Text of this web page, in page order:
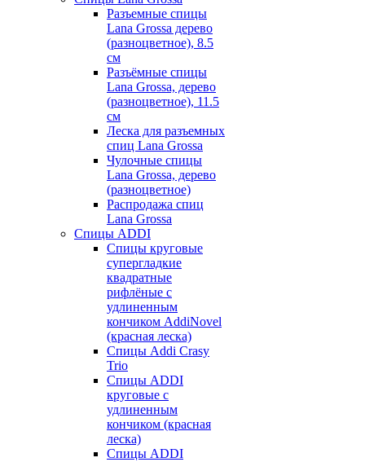
Разъемные спицы
Lana Grossa дерево
(разноцветное), 8.5
см
Разъёмные спицы
Lana Grossa, дерево
(разноцветное), 11.5
см
Леска для разъемных
спиц Lana Grossa
Чулочные спицы
Lana Grossa, дерево
(разноцветное)
Распродажа спиц
Lana Grossa
Спицы ADDI
Спицы круговые
супергладкие
квадратные
рифлёные с
удлиненным
кончиком AddiNovel
(красная леска)
Спицы Addi Crasy
Trio
Спицы ADDI
круговые с
удлиненным
кончиком (красная
леска)
Спицы ADDI